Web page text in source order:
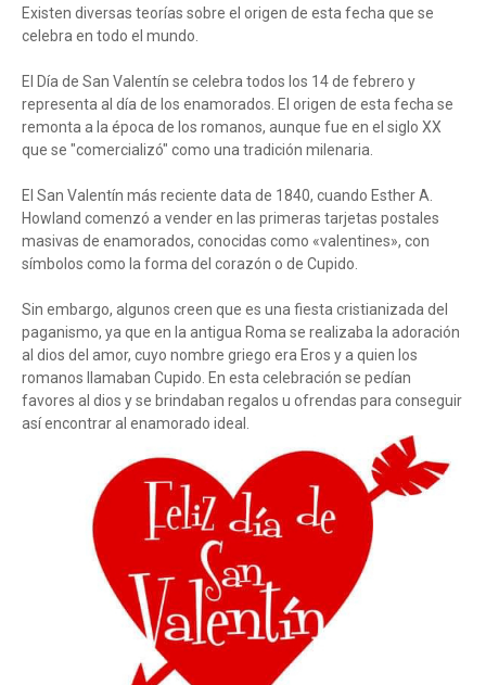
Existen diversas teorías sobre el origen de esta fecha que se
celebra en todo el mundo.
El Día de San Valentín se celebra todos los 14 de febrero y
representa al día de los enamorados. El origen de esta fecha se
remonta a la época de los romanos, aunque fue en el siglo XX
que se "comercializó" como una tradición milenaria.
El San Valentín más reciente data de 1840, cuando Esther A.
Howland comenzó a vender en las primeras tarjetas postales
masivas de enamorados, conocidas como «valentines», con
símbolos como la forma del corazón o de Cupido.
Sin embargo, algunos creen que es una fiesta cristianizada del
paganismo, ya que en la antigua Roma se realizaba la adoración
al dios del amor, cuyo nombre griego era Eros y a quien los
romanos llamaban Cupido. En esta celebración se pedían
favores al dios y se brindaban regalos u ofrendas para conseguir
así encontrar al enamorado ideal.